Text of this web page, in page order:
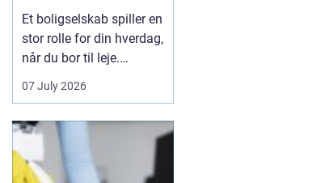
Et boligselskab spiller en
stor rolle for din hverdag,
når du bor til leje.
Huslejen,
vedligeholdelsen,
med udlejer påvirker
både tryghed og trivsel.
Derfor giver det mening
07 July 2026